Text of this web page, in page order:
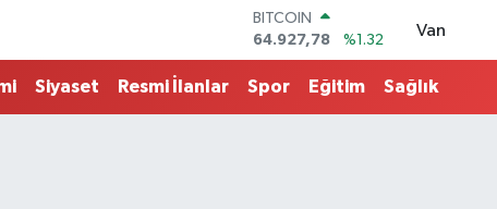
47,5894
55,0398
%-0.02
STERLİN
Van
Siyaset Resmi İlanlar Spor Eğitim Sağlık